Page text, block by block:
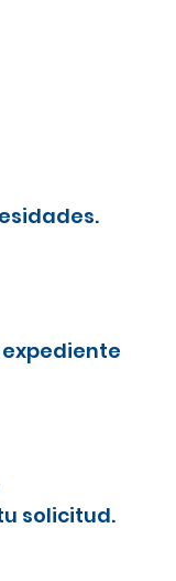
solicitud.